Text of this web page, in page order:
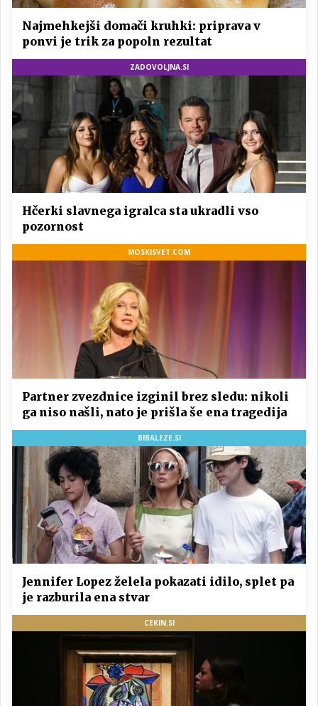
Najmehkejši domači kruhki: priprava v
ponvi je trik za popoln rezultat
ZADOVOLJNA.SI
Hčerki slavnega igralca sta ukradli vso
pozornost
MOSKISVET.COM
Partner zvezdnice izginil brez sledu: nikoli
ga niso našli, nato je prišla še ena tragedija
BIBALEZE.SI
Jennifer Lopez želela pokazati idilo, splet pa
je razburila ena stvar
CEKIN.SI